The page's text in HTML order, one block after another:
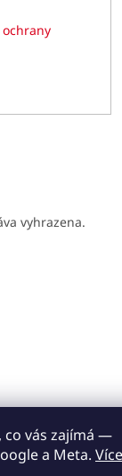
co vás zajímá —
a Meta. Více
vyhrazena.